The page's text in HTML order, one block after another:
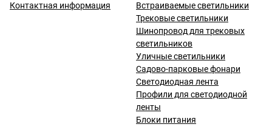
Контактная информация
Встраиваемые светильники
Трековые светильники
Шинопровод для трековых
светильников
Уличные светильники
Садово-парковые фонари
Светодиодная лента
Профили для светодиодной
ленты
Блоки питания